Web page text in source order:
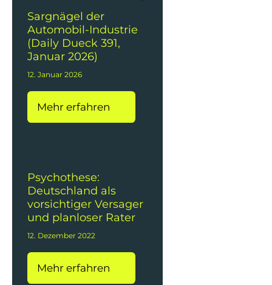
Sargnägel der
Automobil-Industrie
(Daily Dueck 391,
Januar 2026)
12. Januar 2026
Mehr erfahren
Psychothese:
Deutschland als
vorsichtiger Versager
und planloser Rater
12. Dezember 2022
Mehr erfahren